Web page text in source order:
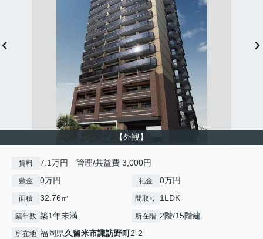
【外観】
賃料 7.1万円 管理/共益費 3,000円
敷金 0万円 礼金 0万円
面積 32.76㎡ 間取り 1LDK
築年数 築1年未満 所在階 2階/15階建
所在地 福岡県久留米市諏訪野町2‐2